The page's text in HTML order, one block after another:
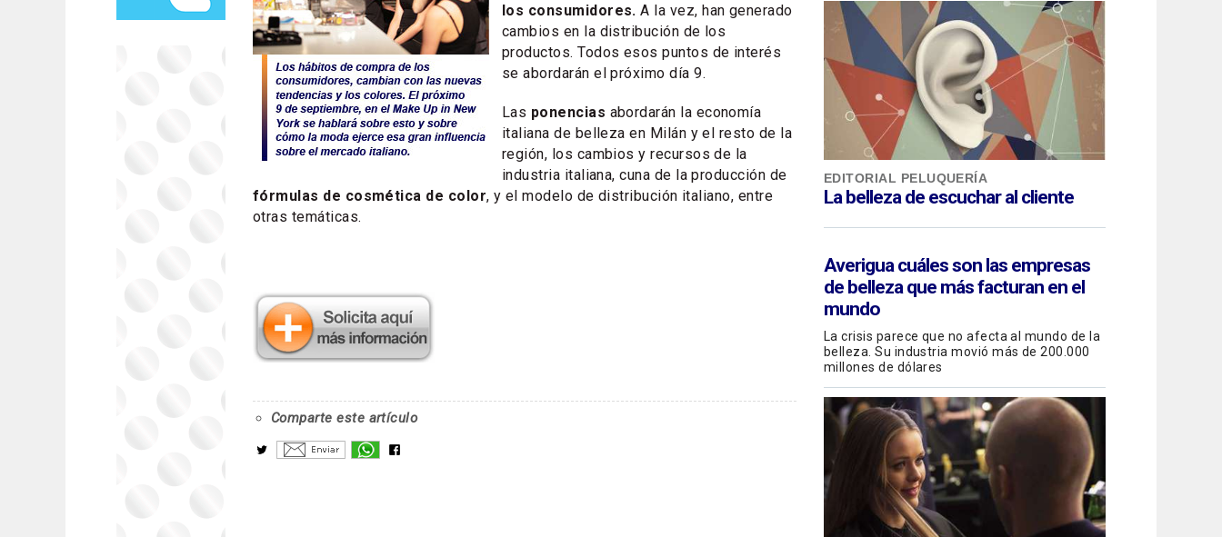
EDITORIAL PELUQUERÍA
La belleza de escuchar al cliente
Averigua cuáles son las empresas
de belleza que más facturan en el
mundo
La crisis parece que no afecta al mundo de la
belleza. Su industria movió más de 200.000
millones de dólares
los consumidores. A la vez, han generado
cambios en la distribución de los
productos. Todos esos puntos de interés
se abordarán el próximo día 9.
Las ponencias abordarán la economía
italiana de belleza en Milán y el resto de la
región, los cambios y recursos de la
industria italiana, cuna de la producción de
fórmulas de cosmética de color, y el modelo de distribución italiano, entre
otras temáticas.
Comparte este artículo